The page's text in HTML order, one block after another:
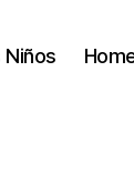
Niños